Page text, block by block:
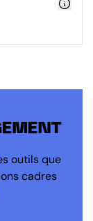
outils que
cadres